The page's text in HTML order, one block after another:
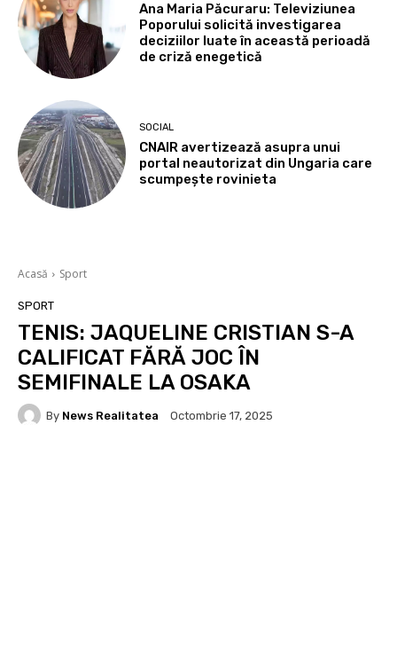
Ana Maria Păcuraru: Televiziunea
Poporului solicită investigarea
deciziilor luate în această perioadă
de criză enegetică
SOCIAL
CNAIR avertizează asupra unui
portal neautorizat din Ungaria care
scumpește rovinieta